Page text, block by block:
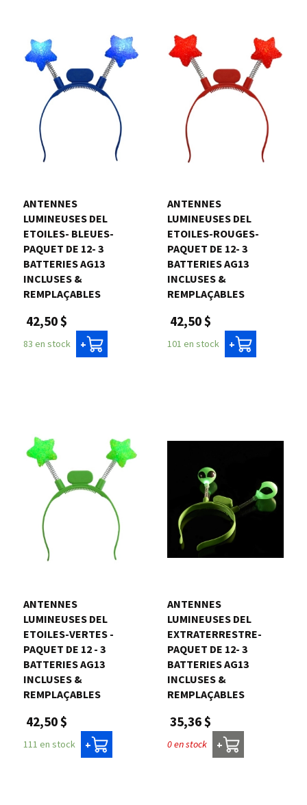
ANTENNES
LUMINEUSES DEL
ETOILES- BLEUES-
PAQUET DE 12- 3
BATTERIES AG13
INCLUSES &
REMPLAÇABLES
42,50 $
83 en stock +
ANTENNES
LUMINEUSES DEL
ETOILES-ROUGES-
PAQUET DE 12- 3
BATTERIES AG13
INCLUSES &
REMPLAÇABLES
42,50 $
101 en stock +
ANTENNES
LUMINEUSES DEL
ETOILES-VERTES -
PAQUET DE 12 - 3
BATTERIES AG13
INCLUSES &
REMPLAÇABLES
42,50 $
111 en stock +
ANTENNES
LUMINEUSES DEL
EXTRATERRESTRE-
PAQUET DE 12- 3
BATTERIES AG13
INCLUSES &
REMPLAÇABLES
35,36 $
0 en stock +